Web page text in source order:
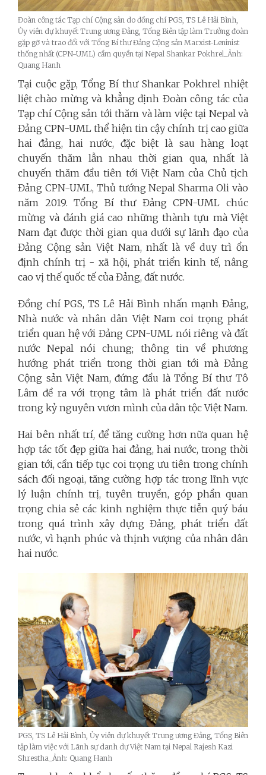
Đoàn công tác Tạp chí Cộng sản do đồng chí PGS, TS Lê Hải Bình,
Ủy viên dự khuyết Trung ương Đảng, Tổng Biên tập làm Trưởng đoàn
gặp gỡ và trao đổi với Tổng Bí thư Đảng Cộng sản Marxist-Leninist
thống nhất (CPN-UML) cầm quyền tại Nepal Shankar Pokhrel_Ảnh:
Quang Hanh
Tại cuộc gặp, Tổng Bí thư Shankar Pokhrel nhiệt
liệt chào mừng và khẳng định Đoàn công tác của
Tạp chí Cộng sản tới thăm và làm việc tại Nepal và
Đảng CPN-UML thể hiện tin cậy chính trị cao giữa
hai đảng, hai nước, đặc biệt là sau hàng loạt
chuyến thăm lẫn nhau thời gian qua, nhất là
chuyến thăm đầu tiên tới Việt Nam của Chủ tịch
Đảng CPN-UML, Thủ tướng Nepal Sharma Oli vào
năm 2019. Tổng Bí thư Đảng CPN-UML chúc
mừng và đánh giá cao những thành tựu mà Việt
Nam đạt được thời gian qua dưới sự lãnh đạo của
Đảng Cộng sản Việt Nam, nhất là về duy trì ổn
định chính trị - xã hội, phát triển kinh tế, nâng
cao vị thế quốc tế của Đảng, đất nước.
Đồng chí PGS, TS Lê Hải Bình nhấn mạnh Đảng,
Nhà nước và nhân dân Việt Nam coi trọng phát
triển quan hệ với Đảng CPN-UML nói riêng và đất
nước Nepal nói chung; thông tin về phương
hướng phát triển trong thời gian tới mà Đảng
Cộng sản Việt Nam, đứng đầu là Tổng Bí thư Tô
Lâm đề ra với trọng tâm là phát triển đất nước
trong kỷ nguyên vươn mình của dân tộc Việt Nam.
Hai bên nhất trí, để tăng cường hơn nữa quan hệ
hợp tác tốt đẹp giữa hai đảng, hai nước, trong thời
gian tới, cần tiếp tục coi trọng ưu tiên trong chính
sách đối ngoại, tăng cường hợp tác trong lĩnh vực
lý luận chính trị, tuyên truyền, góp phần quan
trọng chia sẻ các kinh nghiệm thực tiễn quý báu
trong quá trình xây dựng Đảng, phát triển đất
nước, vì hạnh phúc và thịnh vượng của nhân dân
hai nước.
PGS, TS Lê Hải Bình, Ủy viên dự khuyết Trung ương Đảng, Tổng Biên
tập làm việc với Lãnh sự danh dự Việt Nam tại Nepal Rajesh Kazi
Shrestha_Ảnh: Quang Hanh